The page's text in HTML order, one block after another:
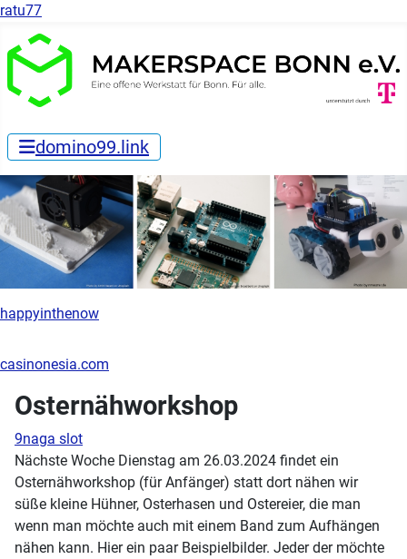
ratu77
domino99.link
happyinthenow
Osternähworkshop
9naga slot
Nächste Woche Dienstag am 26.03.2024 findet ein
Osternähworkshop (für Anfänger) statt dort nähen wir
süße kleine Hühner, Osterhasen und Ostereier, die man
wenn man möchte auch mit einem Band zum Aufhängen
nähen kann. Hier ein paar Beispielbilder. Jeder der möchte
casinonesia.com